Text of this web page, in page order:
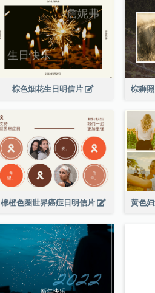
棕色烟花生日明信片
棕橙色圈世界癌症日明信片